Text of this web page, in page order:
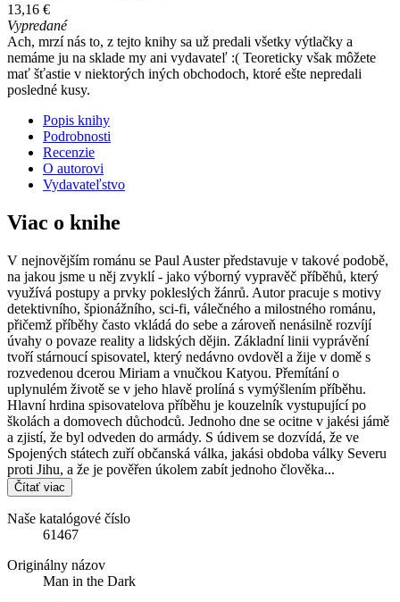
13,16 €
Vypredané
Ach, mrzí nás to, z tejto knihy sa už predali všetky výtlačky a
nemáme ju na sklade my ani vydavateľ :( Teoreticky však môžete
mať šťastie v niektorých iných obchodoch, ktoré ešte nepredali
posledné kusy.
Popis knihy
Podrobnosti
Recenzie
O autorovi
Vydavateľstvo
Viac o knihe
V nejnovějším románu se Paul Auster představuje v takové podobě,
na jakou jsme u něj zvyklí - jako výborný vypravěč příběhů, který
využívá postupy a prvky pokleslých žánrů. Autor pracuje s motivy
detektivního, špionážního, sci-fi, válečného a milostného románu,
přičemž příběhy často vkládá do sebe a zároveň nenásilně rozvíjí
úvahy o povaze reality a lidských dějin. Základní linii vyprávění
tvoří stárnoucí spisovatel, který nedávno ovdověl a žije v domě s
rozvedenou dcerou Miriam a vnučkou Katyou. Přemítání o
uplynulém životě se v jeho hlavě prolíná s vymýšlením příběhu.
Hlavní hrdina spisovatelova příběhu je kouzelník vystupující po
školách a domovech důchodců. Jednoho dne se ocitne v jakési jámě
a zjistí, že byl odveden do armády. S údivem se dozvídá, že ve
Spojených státech zuří občanská válka, jakási obdoba války Severu
proti Jihu, a že je pověřen úkolem zabít jednoho člověka...
Čítať viac
Naše katalógové číslo
61467
Originálny názov
Man in the Dark